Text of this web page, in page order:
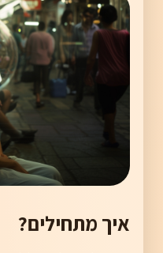
איך מתחילים?